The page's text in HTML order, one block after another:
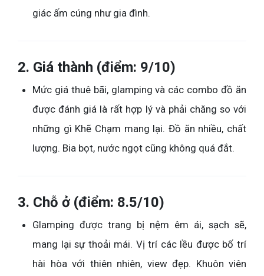
giác ấm cúng như gia đình.
2. Giá thành (điểm: 9/10)
Mức giá thuê bãi, glamping và các combo đồ ăn
được đánh giá là rất hợp lý và phải chăng so với
những gì Khẽ Chạm mang lại. Đồ ăn nhiều, chất
lượng. Bia bọt, nước ngọt cũng không quá đắt.
3. Chỗ ở (điểm: 8.5/10)
Glamping được trang bị nệm êm ái, sạch sẽ,
mang lại sự thoải mái. Vị trí các lều được bố trí
hài hòa với thiên nhiên, view đẹp. Khuôn viên